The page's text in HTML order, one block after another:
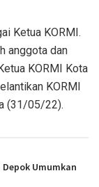
Ketua KORMI.
anggota dan
KORMI Kota
KORMI
(31/05/22).
Umumkan